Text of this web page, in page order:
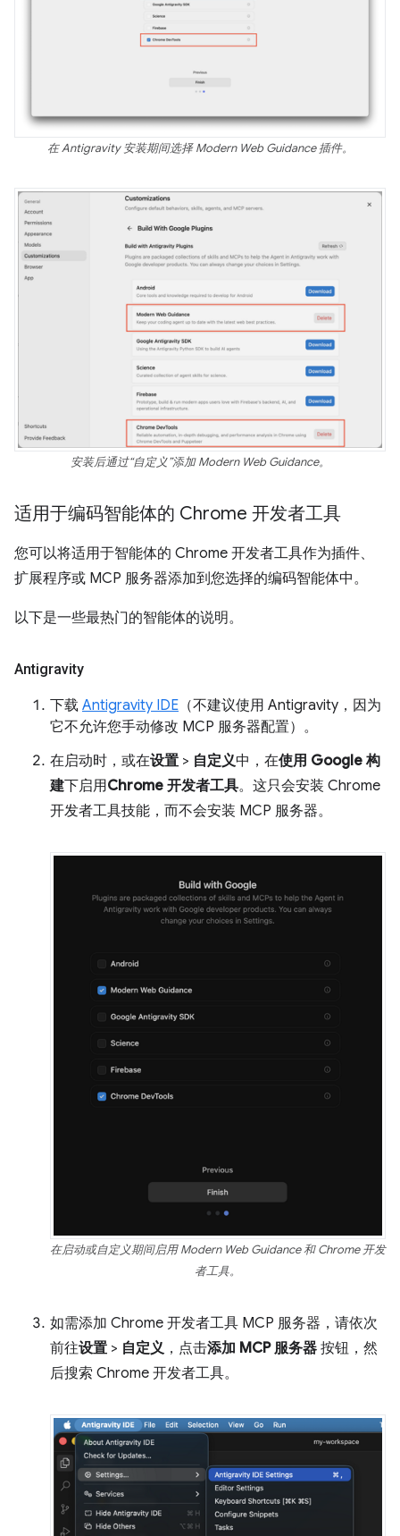
在 Antigravity 安装期间选择 Modern Web Guidance 插件。
安装后通过“自定义”添加 Modern Web Guidance。
适用于编码智能体的 Chrome 开发者工具
您可以将适用于智能体的 Chrome 开发者工具作为插件、
扩展程序或 MCP 服务器添加到您选择的编码智能体中。
以下是一些最热门的智能体的说明。
Antigravity
下载 Antigravity IDE （不建议使用 Antigravity，因为
它不允许您手动修改 MCP 服务器配置）。
在启动时，或在设置 > 自定义中，在使用 Google 构
建下启用Chrome 开发者工具。这只会安装 Chrome
开发者工具技能，而不会安装 MCP 服务器。
在启动或自定义期间启用 Modern Web Guidance 和 Chrome 开发
者工具。
如需添加 Chrome 开发者工具 MCP 服务器，请依次
前往设置 > 自定义 ，点击添加 MCP 服务器 按钮，然
后搜索 Chrome 开发者工具。